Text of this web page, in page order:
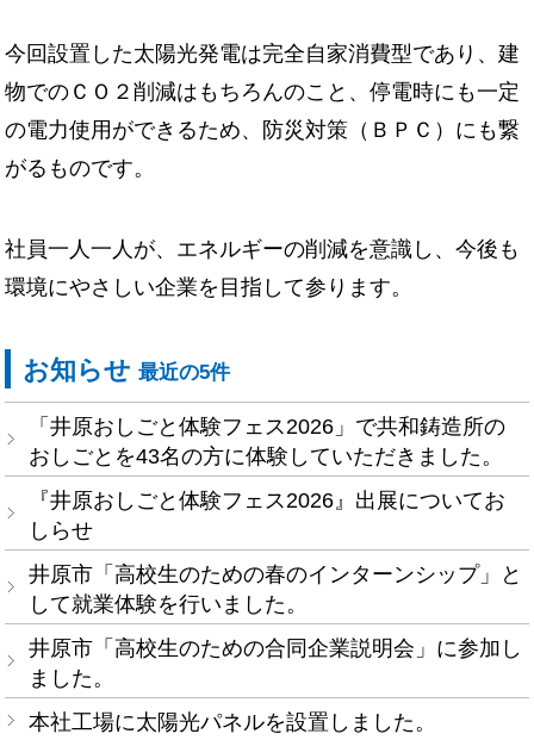
今回設置した太陽光発電は完全自家消費型であり、建
物でのＣＯ２削減はもちろんのこと、停電時にも一定
の電力使用ができるため、防災対策（ＢＰＣ）にも繋
がるものです。
社員一人一人が、エネルギーの削減を意識し、今後も
環境にやさしい企業を目指して参ります。
お知らせ最近の5件
「井原おしごと体験フェス2026」で共和鋳造所の
おしごとを43名の方に体験していただきました。
『井原おしごと体験フェス2026』出展についてお
しらせ
井原市「高校生のための春のインターンシップ」と
して就業体験を行いました。
井原市「高校生のための合同企業説明会」に参加し
ました。
本社工場に太陽光パネルを設置しました。